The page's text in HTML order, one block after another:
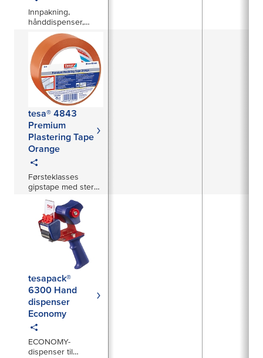
Innpakning,
hånddispenser,
Superior Snapshot
tesa® 4843
Premium
Plastering Tape
Orange
Førsteklasses
gipstape med sterk
beskyttelse av
sensitive overflater.
Kan rives for hånd
og er bBestandig
mot syrer, baser og
andre kjemikalier.
tesapack®
6300 Hand
dispenser
Economy
ECONOMY-
dispenser til